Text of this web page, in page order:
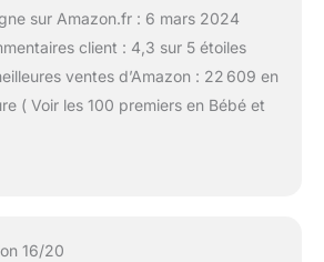
sur Amazon.fr : 6 mars 2024
client : 4,3 sur 5 étoiles
ventes d’Amazon : 22 609 en
( Voir les 100 premiers en Bébé et
16/20